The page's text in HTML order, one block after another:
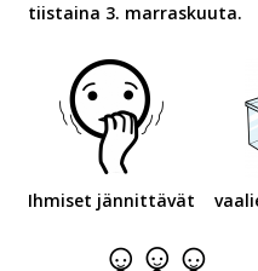
tiistaina 3. marraskuuta.
Ihmiset jännittävät